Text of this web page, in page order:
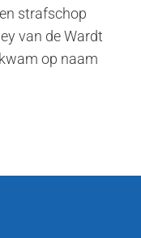
strafschop
van de Wardt
op naam